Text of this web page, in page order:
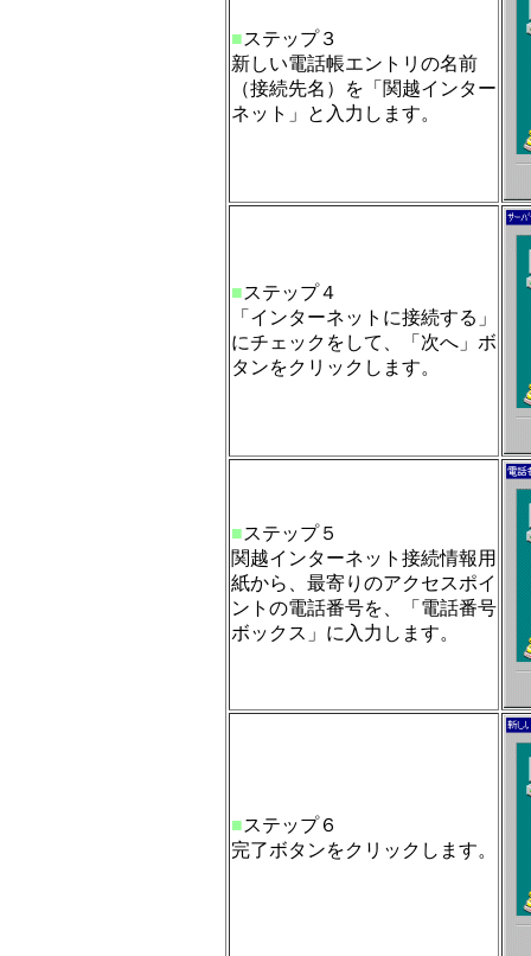
■ステップ３
新しい電話帳エントリの名前
（接続先名）を「関越インター
ネット」と入力します。
■ステップ４
「インターネットに接続する」
にチェックをして、「次へ」ボ
タンをクリックします。
■ステップ５
関越インターネット接続情報用
紙から、最寄りのアクセスポイ
ントの電話番号を、「電話番号
ボックス」に入力します。
■ステップ６
完了ボタンをクリックします。